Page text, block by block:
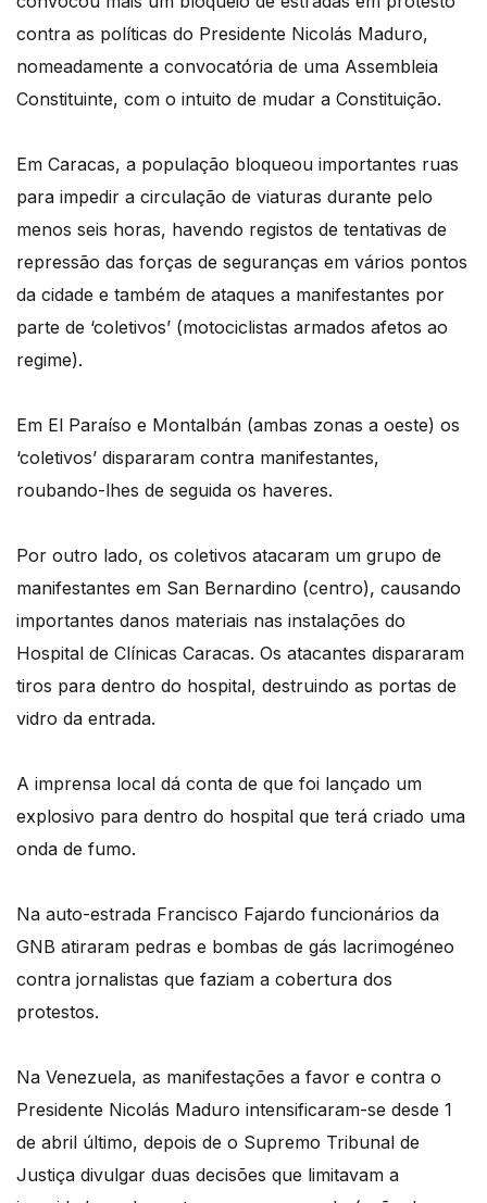
contra as políticas do Presidente Nicolás Maduro,
nomeadamente a convocatória de uma Assembleia
Constituinte, com o intuito de mudar a Constituição.
Em Caracas, a população bloqueou importantes ruas
para impedir a circulação de viaturas durante pelo
menos seis horas, havendo registos de tentativas de
repressão das forças de seguranças em vários pontos
da cidade e também de ataques a manifestantes por
parte de ‘coletivos’ (motociclistas armados afetos ao
regime).
Em El Paraíso e Montalbán (ambas zonas a oeste) os
‘coletivos’ dispararam contra manifestantes,
roubando-lhes de seguida os haveres.
Por outro lado, os coletivos atacaram um grupo de
manifestantes em San Bernardino (centro), causando
importantes danos materiais nas instalações do
Hospital de Clínicas Caracas. Os atacantes dispararam
tiros para dentro do hospital, destruindo as portas de
vidro da entrada.
A imprensa local dá conta de que foi lançado um
explosivo para dentro do hospital que terá criado uma
onda de fumo.
Na auto-estrada Francisco Fajardo funcionários da
GNB atiraram pedras e bombas de gás lacrimogéneo
contra jornalistas que faziam a cobertura dos
protestos.
Na Venezuela, as manifestações a favor e contra o
Presidente Nicolás Maduro intensificaram-se desde 1
de abril último, depois de o Supremo Tribunal de
Justiça divulgar duas decisões que limitavam a